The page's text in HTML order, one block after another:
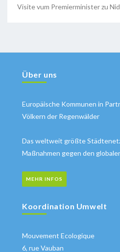
Visite vum Premierminister zu
Über uns
Europäische Kommunen in
Völkern der Regenwälder
Das weltweit größte
Maßnahmen gegen den
MEHR INFOS
Koordination Umwelt
Mouvement Ecologique
6, rue Vauban